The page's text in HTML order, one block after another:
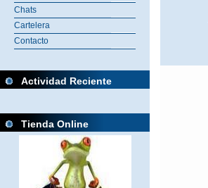
Chats
Cartelera
Contacto
Actividad Reciente
Tienda Online